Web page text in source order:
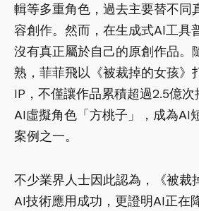
輯等多重角色，過去主要替不同
容創作。然而，在生成式AI工具
沒有真正屬於自己的原創作品。
熟，菲菲飛以《被裁掉的女孩》
IP，不僅讓作品累積超過2.5億
AI虛擬角色「方桃子」，成為AI
案例之一。
不少業界人士因此認為，《被裁
AI技術應用成功，更證明AI正在